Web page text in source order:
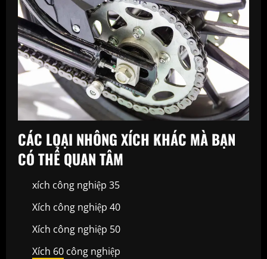
CÁC LOẠI NHÔNG XÍCH KHÁC MÀ BẠN
CÓ THỂ QUAN TÂM
xích công nghiệp 35
Xích công nghiệp 40
Xích công nghiệp 50
Xích 60 công nghiệp